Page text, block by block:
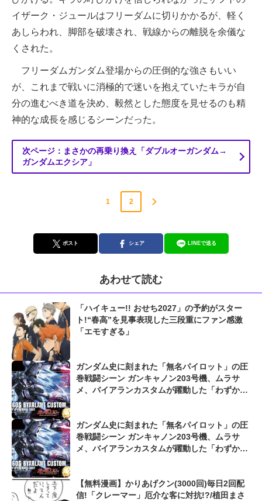
イザーク・ジュールはフリーダムに切りかかるが、軽く
あしらわれ、脚部を破壊され、戦線からの離脱を余儀な
くされた。
フリーダムガンダム登場からの圧倒的な強さもいい
が、これまで戦いに消極的で迷いを抱えていたキラが自
分の進むべき道を決め、毅然とした態度を見せるのも精
神的な成長を感じるシーンだった。
次ページ：まさかの再乗り換え「ダブルオーガンダム→
ガンダムエクシア」
1 2
ポスト シェア LINEで送る
あわせて読む
「ハイキュー!! おせち2027」の予約がスター
ト!“春高”を見事表現した三段重にファン感激
「エモすぎる」
ガンダム史に刻まれた「無名パイロット」の圧
巻戦闘シーン ガンキャノン203号機、ムラサ
メ、バイアランカスタムが躍動した「わずか数
ガンダム史に刻まれた「無名パイロット」の圧
巻戦闘シーン ガンキャノン203号機、ムラサ
メ、バイアランカスタムが躍動した「わずか数
【無料漫画】かりあげクン(3000回)毎日2回配
信!「クレーマー」厄介な客に対抗!?/植田まさ